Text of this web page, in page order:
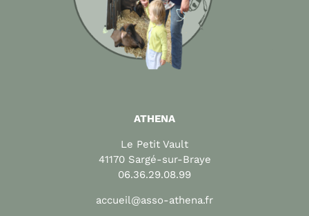
ATHENA
Le Petit Vault
41170 Sargé-sur-Braye
06.36.29.08.99
accueil@asso-athena.fr